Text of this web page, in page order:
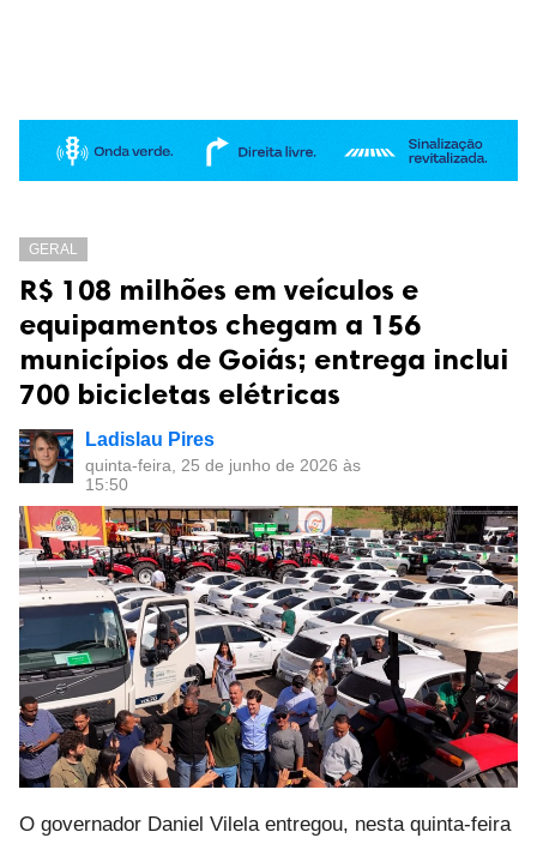
GERAL
R$ 108 milhões em veículos e
equipamentos chegam a 156
municípios de Goiás; entrega inclui
700 bicicletas elétricas
Ladislau Pires
quinta-feira, 25 de junho de 2026 às
15:50
O governador Daniel Vilela entregou, nesta quinta-feira